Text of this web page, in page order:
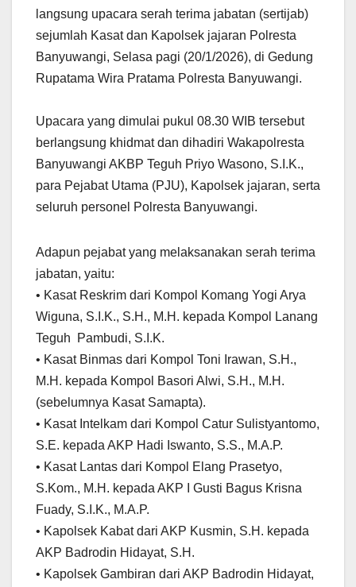
langsung upacara serah terima jabatan (sertijab)
sejumlah Kasat dan Kapolsek jajaran Polresta
Banyuwangi, Selasa pagi (20/1/2026), di Gedung
Rupatama Wira Pratama Polresta Banyuwangi.
Upacara yang dimulai pukul 08.30 WIB tersebut
berlangsung khidmat dan dihadiri Wakapolresta
Banyuwangi AKBP Teguh Priyo Wasono, S.I.K.,
para Pejabat Utama (PJU), Kapolsek jajaran, serta
seluruh personel Polresta Banyuwangi.
Adapun pejabat yang melaksanakan serah terima
jabatan, yaitu:
• Kasat Reskrim dari Kompol Komang Yogi Arya
Wiguna, S.I.K., S.H., M.H. kepada Kompol Lanang
Teguh Pambudi, S.I.K.
• Kasat Binmas dari Kompol Toni Irawan, S.H.,
M.H. kepada Kompol Basori Alwi, S.H., M.H.
(sebelumnya Kasat Samapta).
• Kasat Intelkam dari Kompol Catur Sulistyantomo,
S.E. kepada AKP Hadi Iswanto, S.S., M.A.P.
• Kasat Lantas dari Kompol Elang Prasetyo,
S.Kom., M.H. kepada AKP I Gusti Bagus Krisna
Fuady, S.I.K., M.A.P.
• Kapolsek Kabat dari AKP Kusmin, S.H. kepada
AKP Badrodin Hidayat, S.H.
• Kapolsek Gambiran dari AKP Badrodin Hidayat,